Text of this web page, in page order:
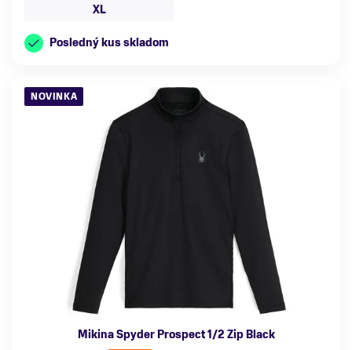
XL
Posledný kus skladom
NOVINKA
Mikina Spyder Prospect 1/2 Zip Black